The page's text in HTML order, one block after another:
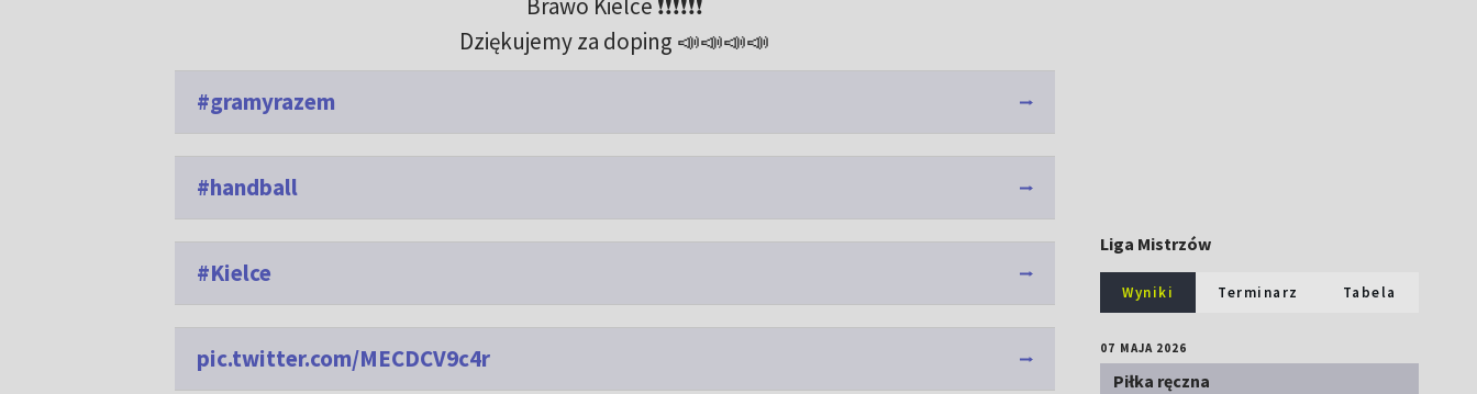
Brawo Kielce ❗️❗️❗️❗️❗️❗️
Dziękujemy za doping 📣📣📣📣
#gramyrazem
#handball
#Kielce
pic.twitter.com/MECDCV9c4r
Liga Mistrzów
Wyniki Terminarz Tabela
07 MAJA 2026
Piłka ręczna